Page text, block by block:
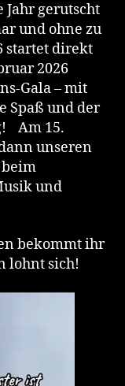
gerutscht
und ohne zu
startet direkt
2026
Gala – mit
Spaß und der
Am 15.
unseren
und
bekommt ihr
lohnt sich!